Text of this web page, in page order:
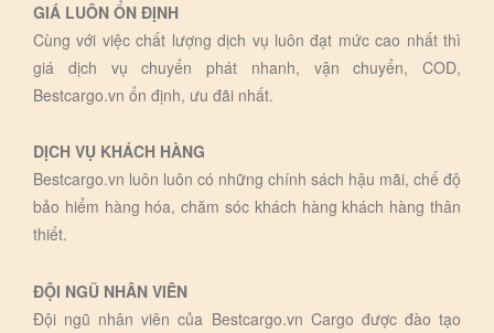
GIÁ LUÔN ỔN ĐỊNH
Cùng với việc chất lượng dịch vụ luôn đạt mức cao nhất thì
giá dịch vụ chuyển phát nhanh, vận chuyển, COD,
Bestcargo.vn ổn định, ưu đãi nhất.
DỊCH VỤ KHÁCH HÀNG
Bestcargo.vn luôn luôn có những chính sách hậu mãi, chế độ
bảo hiểm hàng hóa, chăm sóc khách hàng khách hàng thân
thiết.
ĐỘI NGŨ NHÂN VIÊN
Đội ngũ nhân viên của Bestcargo.vn Cargo được đào tạo